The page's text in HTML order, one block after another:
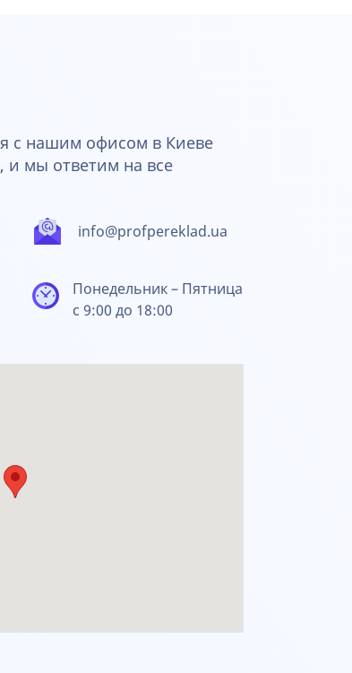
с нашим офисом в Киеве
мы ответим на все
info@profpereklad.ua
Понедельник – Пятница
с 9:00 до 18:00